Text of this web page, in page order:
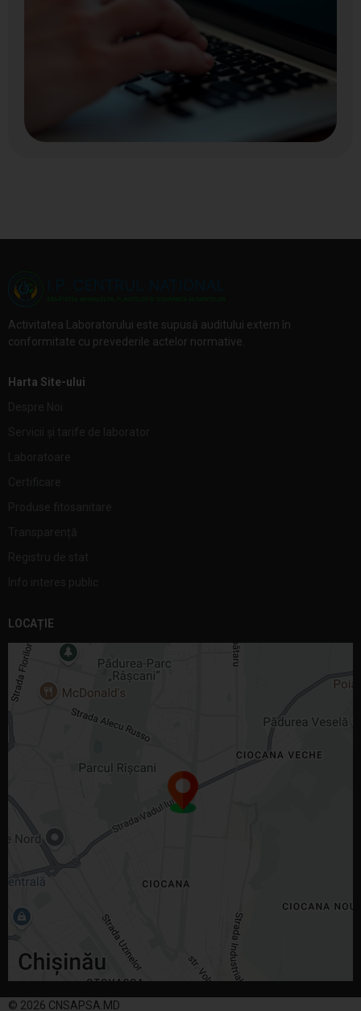
Activitatea Laboratorului este supusă auditului extern în
conformitate cu prevederile actelor normative.
Harta Site-ului
LOCAȚIE
© 2026 CNSAPSA.MD